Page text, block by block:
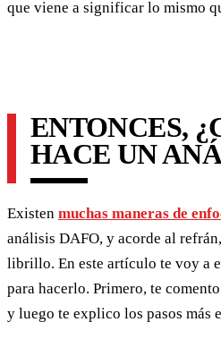
que viene a significar lo mismo
ENTONCES,
HACE UN
Existen muchas maneras de
análisis DAFO, y acorde al
librillo. En este artículo te voy a
para hacerlo. Primero, te
y luego te explico los pasos más